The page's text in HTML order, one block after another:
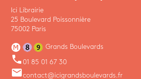
Ici Librairie
25 Boulevard Poissonnière
75002 Paris
Grands Boulevards
phone 01 85 01 67 30
emailcontact@icigrandsboulevards.fr